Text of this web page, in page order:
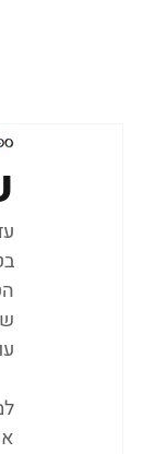
עונת 19/20. הליגה